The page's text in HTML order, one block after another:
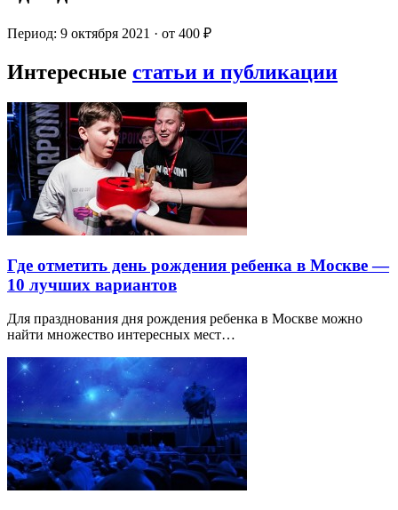
Период: 9 октября 2021 · от 400 ₽
Интересные статьи и публикации
Где отметить день рождения ребенка в Москве —
10 лучших вариантов
Для празднования дня рождения ребенка в Москве можно
найти множество интересных мест…